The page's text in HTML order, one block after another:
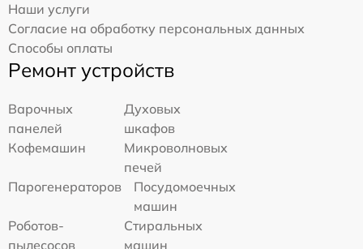
Наши услуги
Согласие на обработку персональных данных
Способы оплаты
Ремонт устройств
Варочных
панелей
Духовых
шкафов
Кофемашин
Микроволновых
печей
Парогенераторов
Посудомоечных
машин
Роботов-
пылесосов
Стиральных
машин